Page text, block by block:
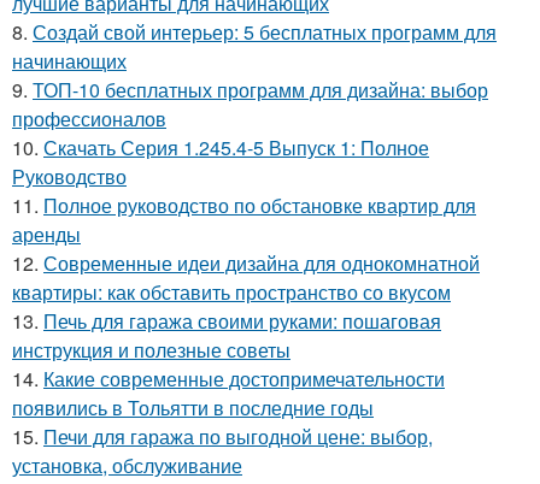
8. Создай свой интерьер: 5 бесплатных программ для
начинающих
9. ТОП-10 бесплатных программ для дизайна: выбор
профессионалов
10. Скачать Серия 1.245.4-5 Выпуск 1: Полное
Руководство
11. Полное руководство по обстановке квартир для
аренды
12. Современные идеи дизайна для однокомнатной
квартиры: как обставить пространство со вкусом
13. Печь для гаража своими руками: пошаговая
инструкция и полезные советы
14. Какие современные достопримечательности
появились в Тольятти в последние годы
15. Печи для гаража по выгодной цене: выбор,
установка, обслуживание